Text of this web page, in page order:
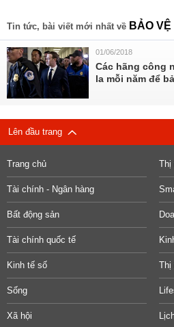
Tin tức, bài viết mới nhất về BẢO VỆ
01/06/2018
Các hãng công
la mỗi năm để
Lên đầu trang
Trang chủ Thị
Tài chính - Ngân hàng
Bất động sản
Tài chính quốc tế
Kinh tế số Thị
Sống
Xã hội